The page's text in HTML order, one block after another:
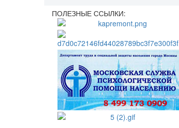
ПОЛЕЗНЫЕ ССЫЛКИ: